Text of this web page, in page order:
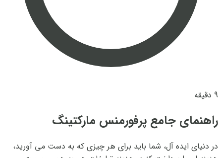
9 دقیقه
راهنمای جامع پرفورمنس مارکتینگ
در دنیای ایده آل، شما باید برای هر چیزی که به دست می آورید،